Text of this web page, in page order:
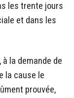
les trente jours
et dans les
la demande de
la cause le
prouvée,